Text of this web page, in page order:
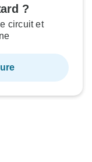
?
circuit et